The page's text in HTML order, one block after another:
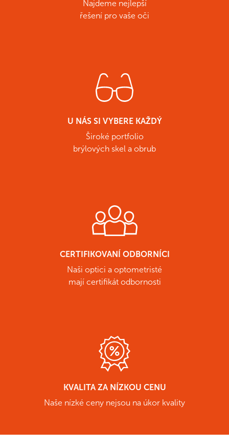
Najdeme nejlepší
řešení pro vaše oči
U NÁS SI VYBERE KAŽDÝ
Široké portfolio
brýlových skel a obrub
CERTIFIKOVANÍ ODBORNÍCI
Naši optici a optometristé
mají certifikát odbornosti
KVALITA ZA NÍZKOU CENU
Naše nízké ceny nejsou na úkor kvality